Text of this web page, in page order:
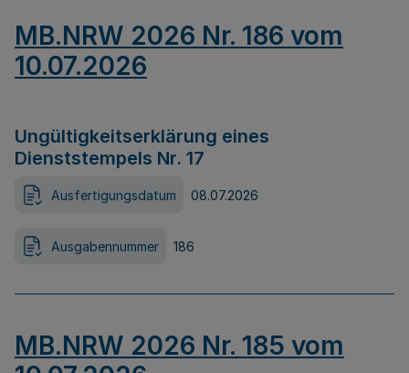
MB.NRW 2026 Nr. 186 vom
10.07.2026
Ungültigkeitserklärung eines
Dienststempels Nr. 17
Ausfertigungsdatum 08.07.2026
Ausgabennummer 186
MB.NRW 2026 Nr. 185 vom